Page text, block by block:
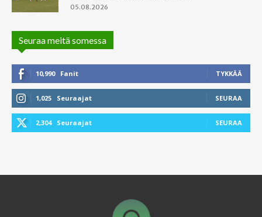
05.08.2026
Seuraa meitä somessa
10,990 Fanit TYKKÄÄ
1,025 Seuraajat SEURAA
2,304 Seuraajat SEURAA